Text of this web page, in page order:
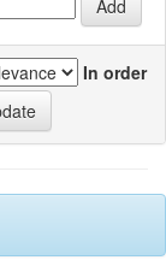
In order